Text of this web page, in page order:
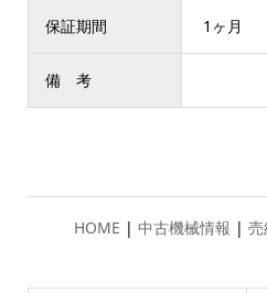
保証期間 1ヶ月
備 考
HOME | 中古機械情報 |